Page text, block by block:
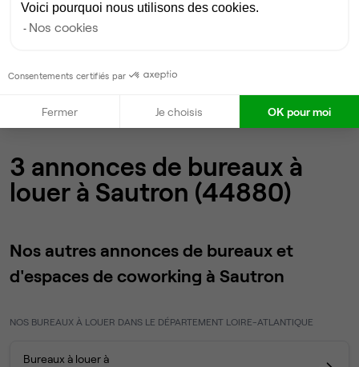
3 annonces de bureaux à
louer à Sautron (44880)
Nos autres annonces de bureaux et
d'espaces de coworking à Sautron
NOS BUREAUX À LOUER DANS LE DÉPARTEMENT LOIRE-ATLANTIQUE
Bureaux à louer à
Voici pourquoi nous utilisons des cookies.
Nos cookies
Consentements certifiés par
Fermer Je choisis OK pour moi